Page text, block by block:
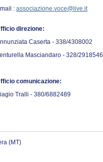
: associazione.voce@live.it
direzione:
Caserta - 338/4308002
Masciandaro - 328/2918546
comunicazione:
Tralli - 380/6882489
(MT)